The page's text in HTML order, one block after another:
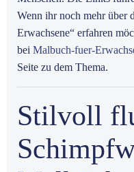
Wenn ihr noch mehr über
Erwachsene“ erfahren
bei Malbuch-fuer-
Seite zu dem Thema.
Stilvoll